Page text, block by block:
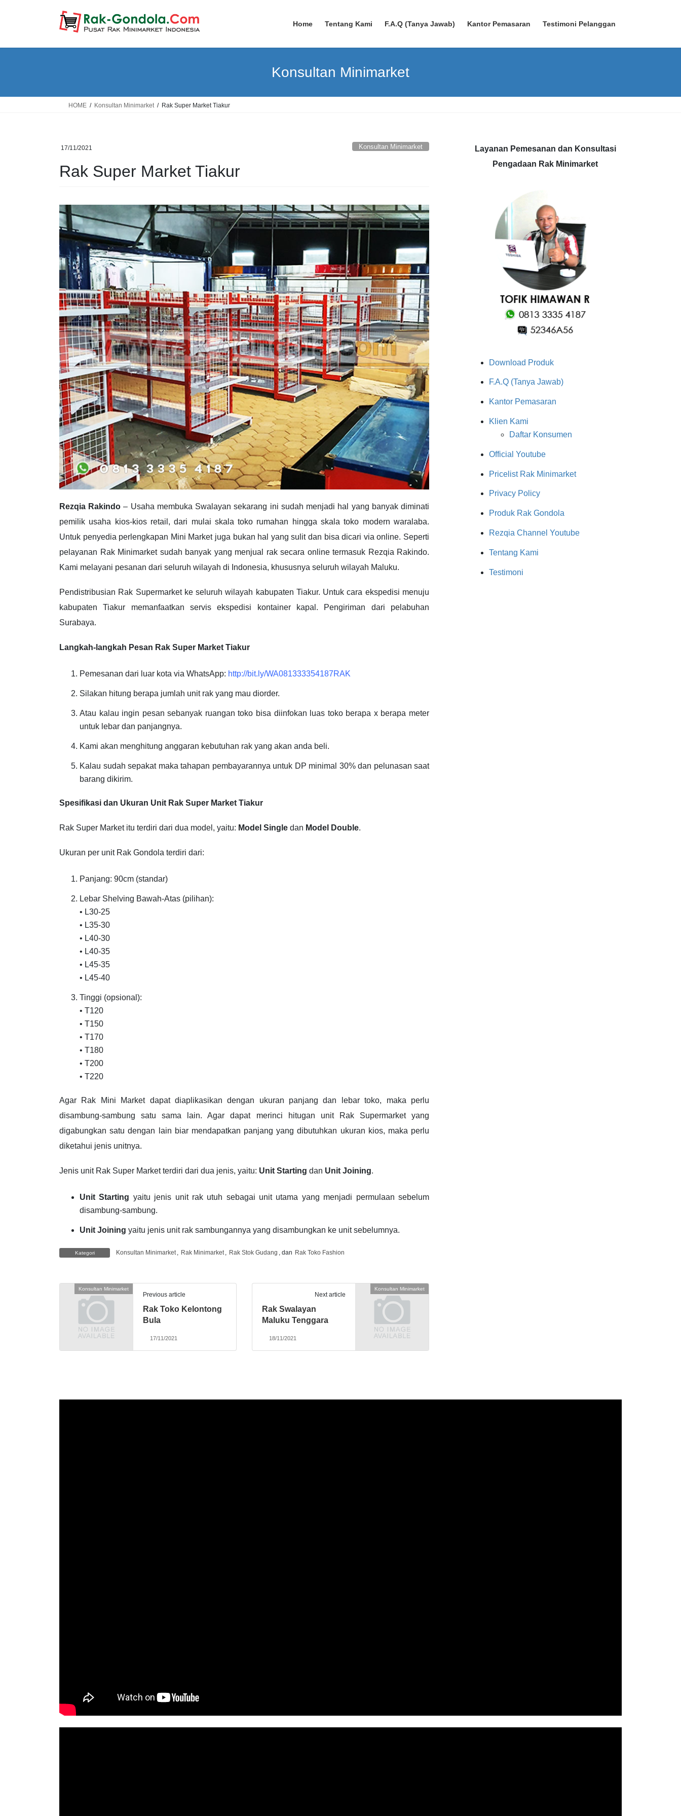
Home Tentang Kami F.A.Q (Tanya Jawab) Kantor Pemasaran Testimoni Pelanggan
Konsultan Minimarket
HOME Konsultan Minimarket Rak Super Market Tiakur
17/11/2021 Konsultan Minimarket
Rak Super Market Tiakur
Rezqia Rakindo – Usaha membuka Swalayan sekarang ini sudah menjadi hal yang banyak diminati
pemilik usaha kios-kios retail, dari mulai skala toko rumahan hingga skala toko modern waralaba.
Untuk penyedia perlengkapan Mini Market juga bukan hal yang sulit dan bisa dicari via online. Seperti
pelayanan Rak Minimarket sudah banyak yang menjual rak secara online termasuk Rezqia Rakindo.
Kami melayani pesanan dari seluruh wilayah di Indonesia, khususnya seluruh wilayah Maluku.
Pendistribusian Rak Supermarket ke seluruh wilayah kabupaten Tiakur. Untuk cara ekspedisi menuju
kabupaten Tiakur memanfaatkan servis ekspedisi kontainer kapal. Pengiriman dari pelabuhan
Surabaya.
Langkah-langkah Pesan Rak Super Market Tiakur
Pemesanan dari luar kota via WhatsApp: http://bit.ly/WA081333354187RAK
Silakan hitung berapa jumlah unit rak yang mau diorder.
Atau kalau ingin pesan sebanyak ruangan toko bisa diinfokan luas toko berapa x berapa meter
untuk lebar dan panjangnya.
Kami akan menghitung anggaran kebutuhan rak yang akan anda beli.
Kalau sudah sepakat maka tahapan pembayarannya untuk DP minimal 30% dan pelunasan saat
barang dikirim.
Spesifikasi dan Ukuran Unit Rak Super Market Tiakur
Rak Super Market itu terdiri dari dua model, yaitu: Model Single dan Model Double.
Ukuran per unit Rak Gondola terdiri dari:
Panjang: 90cm (standar)
Lebar Shelving Bawah-Atas (pilihan):
• L30-25
• L35-30
• L40-30
• L40-35
• L45-35
• L45-40
Tinggi (opsional):
• T120
• T150
• T170
• T180
• T200
• T220
Agar Rak Mini Market dapat diaplikasikan dengan ukuran panjang dan lebar toko, maka perlu
disambung-sambung satu sama lain. Agar dapat merinci hitugan unit Rak Supermarket yang
digabungkan satu dengan lain biar mendapatkan panjang yang dibutuhkan ukuran kios, maka perlu
diketahui jenis unitnya.
Jenis unit Rak Super Market terdiri dari dua jenis, yaitu: Unit Starting dan Unit Joining.
Unit Starting yaitu jenis unit rak utuh sebagai unit utama yang menjadi permulaan sebelum
disambung-sambung.
Unit Joining yaitu jenis unit rak sambungannya yang disambungkan ke unit sebelumnya.
Kategori Konsultan Minimarket , Rak Minimarket , Rak Stok Gudang , dan Rak Toko Fashion
Konsultan Minimarket
Previous article
Rak Toko Kelontong
Bula
17/11/2021
Konsultan Minimarket
Next article
Rak Swalayan
Maluku Tenggara
18/11/2021
Layanan Pemesanan dan Konsultasi
Pengadaan Rak Minimarket
Download Produk
F.A.Q (Tanya Jawab)
Kantor Pemasaran
Klien Kami
Daftar Konsumen
Official Youtube
Pricelist Rak Minimarket
Privacy Policy
Produk Rak Gondola
Rezqia Channel Youtube
Tentang Kami
Testimoni